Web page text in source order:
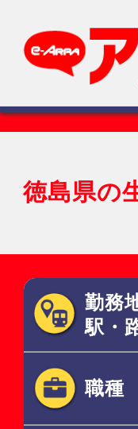
徳島県の
勤務
駅・
職種